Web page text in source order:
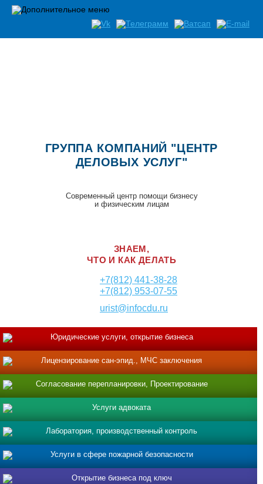
Список документов необходимых при открытии бизнеса
ГРУППА КОМПАНИЙ "ЦЕНТР
ДЕЛОВЫХ УСЛУГ"
Современный центр помощи бизнесу
и физическим лицам
ЗНАЕМ,
ЧТО И КАК ДЕЛАТЬ
+7(812) 441-38-28
+7(812) 953-07-55
urist@infocdu.ru
Юридические услуги, открытие бизнеса
Лицензирование сан-эпид., МЧС заключения
Согласование перепланировки, Проектирование
Услуги адвоката
Лаборатория, производственный контроль
Услуги в сфере пожарной безопасности
Открытие бизнеса под ключ